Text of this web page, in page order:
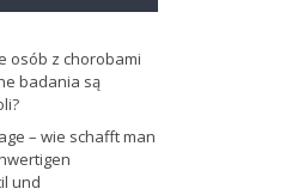
osób z chorobami
badania są
– wie schafft man
und